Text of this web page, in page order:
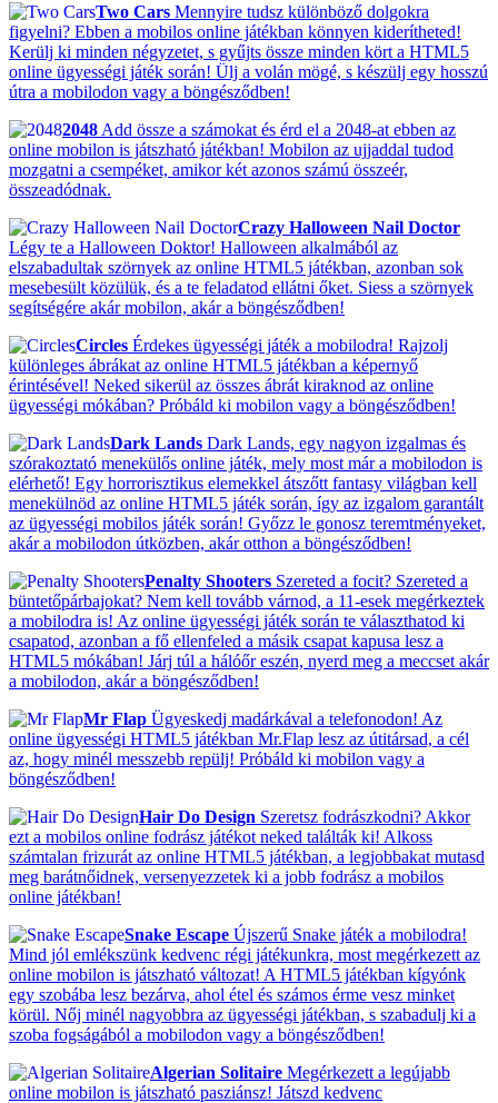
Two Cars Mennyire tudsz különböző dolgokra
figyelni? Ebben a mobilos online játékban könnyen kiderítheted!
Kerülj ki minden négyzetet, s gyűjts össze minden kört a HTML5
online ügyességi játék során! Ülj a volán mögé, s készülj egy hosszú
útra a mobilodon vagy a böngésződben!
2048 Add össze a számokat és érd el a 2048-at ebben az
online mobilon is játszható játékban! Mobilon az ujjaddal tudod
mozgatni a csempéket, amikor két azonos számú összeér,
összeadódnak.
Crazy Halloween Nail Doctor
Légy te a Halloween Doktor! Halloween alkalmából az
elszabadultak szörnyek az online HTML5 játékban, azonban sok
mesebesült közülük, és a te feladatod ellátni őket. Siess a szörnyek
segítségére akár mobilon, akár a böngésződben!
Circles Érdekes ügyességi játék a mobilodra! Rajzolj
különleges ábrákat az online HTML5 játékban a képernyő
érintésével! Neked sikerül az összes ábrát kiraknod az online
ügyességi mókában? Próbáld ki mobilon vagy a böngésződben!
Dark Lands Dark Lands, egy nagyon izgalmas és
szórakoztató menekülős online játék, mely most már a mobilodon is
elérhető! Egy horrorisztikus elemekkel átszőtt fantasy világban kell
menekülnöd az online HTML5 játék során, így az izgalom garantált
az ügyességi mobilos játék során! Győzz le gonosz teremtményeket,
akár a mobilodon útközben, akár otthon a böngésződben!
Penalty Shooters Szereted a focit? Szereted a
büntetőpárbajokat? Nem kell tovább várnod, a 11-esek megérkeztek
a mobilodra is! Az online ügyességi játék során te választhatod ki
csapatod, azonban a fő ellenfeled a másik csapat kapusa lesz a
HTML5 mókában! Járj túl a hálóőr eszén, nyerd meg a meccset akár
a mobilodon, akár a böngésződben!
Mr Flap Ügyeskedj madárkával a telefonodon! Az
online ügyességi HTML5 játékban Mr.Flap lesz az útitársad, a cél
az, hogy minél messzebb repülj! Próbáld ki mobilon vagy a
böngésződben!
Hair Do Design Szeretsz fodrászkodni? Akkor
ezt a mobilos online fodrász játékot neked találták ki! Alkoss
számtalan frizurát az online HTML5 játékban, a legjobbakat mutasd
meg barátnőidnek, versenyezzetek ki a jobb fodrász a mobilos
online játékban!
Snake Escape Újszerű Snake játék a mobilodra!
Mind jól emlékszünk kedvenc régi játékunkra, most megérkezett az
online mobilon is játszható változat! A HTML5 játékban kígyónk
egy szobába lesz bezárva, ahol étel és számos érme vesz minket
körül. Nőj minél nagyobbra az ügyességi játékban, s szabadulj ki a
szoba fogságából a mobilodon vagy a böngésződben!
Algerian Solitaire Megérkezett a legújabb
online mobilon is játszható pasziánsz! Játszd kedvenc